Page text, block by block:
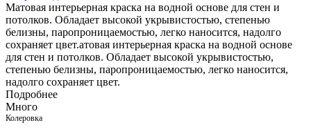
Матовая интерьерная краска на водной основе для стен и
потолков. Обладает высокой укрывистостью, степенью
белизны, паропроницаемостью, легко наносится, надолго
сохраняет цвет.атовая интерьерная краска на водной основе
для стен и потолков. Обладает высокой укрывистостью,
степенью белизны, паропроницаемостью, легко наносится,
надолго сохраняет цвет.
Подробнее
Много
Колеровка